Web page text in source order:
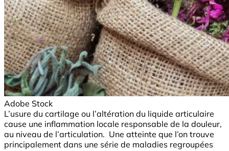
Adobe Stock
L’usure du cartilage ou l’altération du liquide articulaire
cause une inflammation locale responsable de la douleur,
au niveau de l’articulation. Une atteinte que l’on trouve
principalement dans une série de maladies regroupées